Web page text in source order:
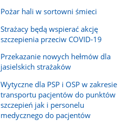
Pożar hali w sortowni śmieci
Strażacy będą wspierać akcję
szczepienia przeciw COVID-19
Przekazanie nowych hełmów dla
jasielskich strażaków
Wytyczne dla PSP i OSP w zakresie
transportu pacjentów do punktów
szczepień jak i personelu
medycznego do pacjentów